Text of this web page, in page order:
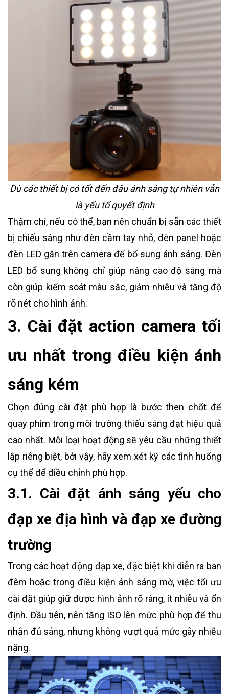
Dù các thiết bị có tốt đến đâu ánh sáng tự nhiên vẫn
là yếu tố quyết định
Thậm chí, nếu có thể, bạn nên chuẩn bị sẵn các thiết
bị chiếu sáng như đèn cầm tay nhỏ, đèn panel hoặc
đèn LED gắn trên camera để bổ sung ánh sáng. Đèn
LED bổ sung không chỉ giúp nâng cao độ sáng mà
còn giúp kiểm soát màu sắc, giảm nhiễu và tăng độ
rõ nét cho hình ảnh.
3. Cài đặt action camera tối
ưu nhất trong điều kiện ánh
sáng kém
Chọn đúng cài đặt phù hợp là bước then chốt để
quay phim trong môi trường thiếu sáng đạt hiệu quả
cao nhất. Mỗi loại hoạt động sẽ yêu cầu những thiết
lập riêng biệt, bởi vậy, hãy xem xét kỹ các tình huống
cụ thể để điều chỉnh phù hợp.
3.1. Cài đặt ánh sáng yếu cho
đạp xe địa hình và đạp xe đường
trường
Trong các hoạt động đạp xe, đặc biệt khi diễn ra ban
đêm hoặc trong điều kiện ánh sáng mờ, việc tối ưu
cài đặt giúp giữ được hình ảnh rõ ràng, ít nhiễu và ổn
định. Đầu tiên, nên tăng ISO lên mức phù hợp để thu
nhận đủ sáng, nhưng không vượt quá mức gây nhiễu
nặng.